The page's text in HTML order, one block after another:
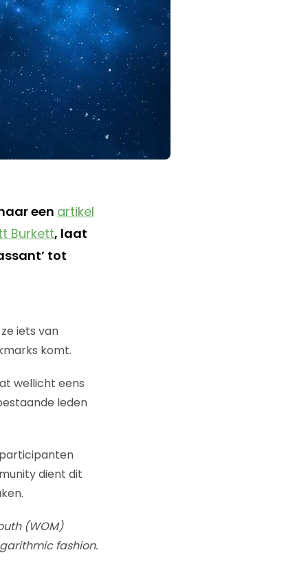
een artikel
Burkett, laat
tot
iets van
komt.
wellicht eens
leden
dient dit
(WOM)
fashion.